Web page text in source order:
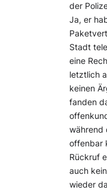
der
Ja, er
Stadt
eine
letztlich
keinen
fanden
während
offenbar
Rückruf
auch
wieder